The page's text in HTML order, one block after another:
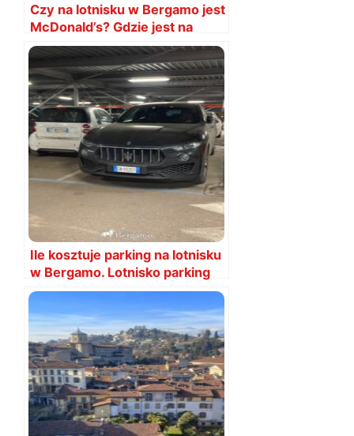
Czy na lotnisku w Bergamo jest
McDonald’s? Gdzie jest na
lotnisku?
Ile kosztuje parking na lotnisku
w Bergamo. Lotnisko parking
cena